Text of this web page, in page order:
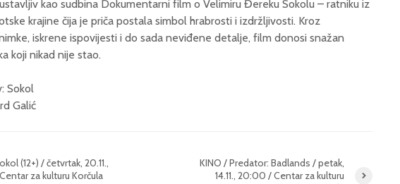
kao sudbina Dokumentarni film o Velimiru Đereku Sokolu – ratniku iz
krajine čija je priča postala simbol hrabrosti i izdržljivosti. Kroz
iskrene ispovijesti i do sada neviđene detalje, film donosi snažan
koji nikad nije stao.
Sokol
Galić
(12+) / četvrtak, 20.11.,
za kulturu Korčula
KINO / Predator: Badlands / petak,
14.11., 20:00 / Centar za kulturu
KONCERT KLASIČNE
GLAZBE / Marin Limić i